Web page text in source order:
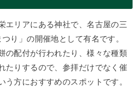
エリアにある神社で、名古屋の三
り」の開催地として有名です。
の配付が行われたり、様々な種類
たりするので、参拝だけでなく催
う方におすすめのスポットです。